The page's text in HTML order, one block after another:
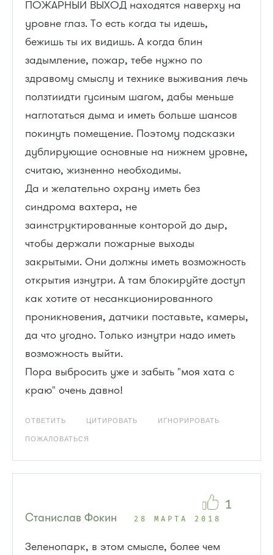
ПОЖАРНЫЙ ВЫХОД находятся наверху на
уровне глаз. То есть когда ты идешь,
бежишь ты их видишь. А когда блин
задымление, пожар, тебе нужно по
здравому смыслу и технике выживания лечь
ползтиидти гусиным шагом, дабы меньше
наглотаться дыма и иметь больше шансов
покинуть помещение. Поэтому подсказки
дублирующие основные на нижнем уровне,
считаю, жизненно необходимы.
Да и желательно охрану иметь без
синдрома вахтера, не
заинструктированные конторой до дыр,
чтобы держали пожарные выходы
закрытыми. Они должны иметь возможность
открытия изнутри. А там блокируйте доступ
как хотите от несанкционированного
проникновения, датчики поставьте, камеры,
да что угодно. Только изнутри надо иметь
возможность выйти.
Пора выбросить уже и забыть "моя хата с
краю" очень давно!
ОТВЕТИТЬ ЦИТИРОВАТЬ ИГНОРИРОВАТЬ
ПОЖАЛОВАТЬСЯ
Станислав Фокин 28 МАРТА 2018
Зеленопарк, в этом смысле, более чем
1